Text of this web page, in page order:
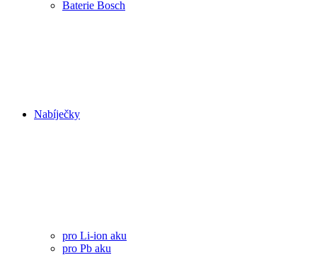
Baterie Bosch
Nabíječky
pro Li-ion aku
pro Pb aku